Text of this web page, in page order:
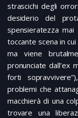
strascichi degli
desiderio del
spensieratezza
toccante scena in
ma viene
pronunciate dall’ex
forti
problemi che
macchierà di una
trovare una